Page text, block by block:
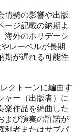
情勢の影響や出版
ージ記載の納期よ
海外のホリデーシ
レーベルが長期
期が遅れる可能性
クトーンに編曲す
ャー（出版者）に
楽作品を編曲した
よび演奏の許諾が
利者またはサブパ